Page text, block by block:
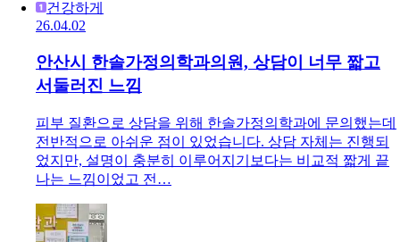
건강하게
26.04.02
안산시 한솔가정의학과의원, 상담이 너무 짧고
서둘러진 느낌
피부 질환으로 상담을 위해 한솔가정의학과에 문의했는데
전반적으로 아쉬운 점이 있었습니다. 상담 자체는 진행되
었지만, 설명이 충분히 이루어지기보다는 비교적 짧게 끝
나는 느낌이었고 전…